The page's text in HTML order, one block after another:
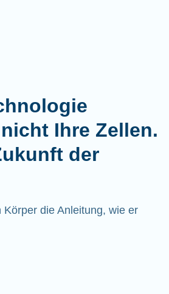
Ihre Zellen.
der
Körper die Anleitung, wie er